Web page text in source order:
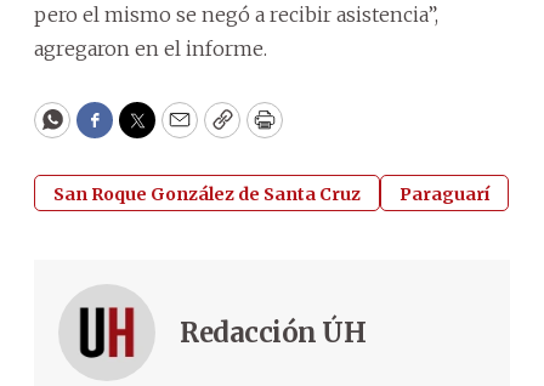
pero el mismo se negó a recibir asistencia”,
agregaron en el informe.
WhatsApp
Facebook
Twitter
EmailCopyPrint
San Roque González de Santa Cruz Paraguarí
Redacción ÚH